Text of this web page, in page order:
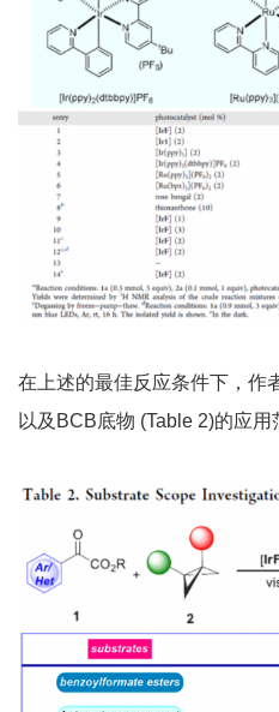
在上述的最佳反应条件下，作
以及BCB底物 (Table 2)的应用